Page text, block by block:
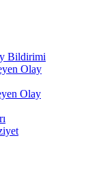
Bildirimi
Olay
Olay